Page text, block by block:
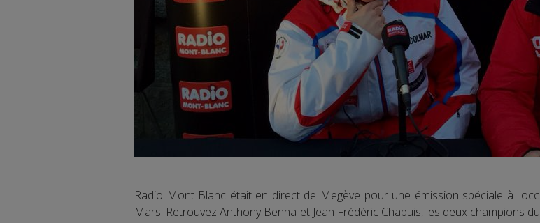
Radio Mont Blanc était en direct de Megève pour une émission spéciale à
Mars. Retrouvez Anthony Benna et Jean Frédéric Chapuis, les deux